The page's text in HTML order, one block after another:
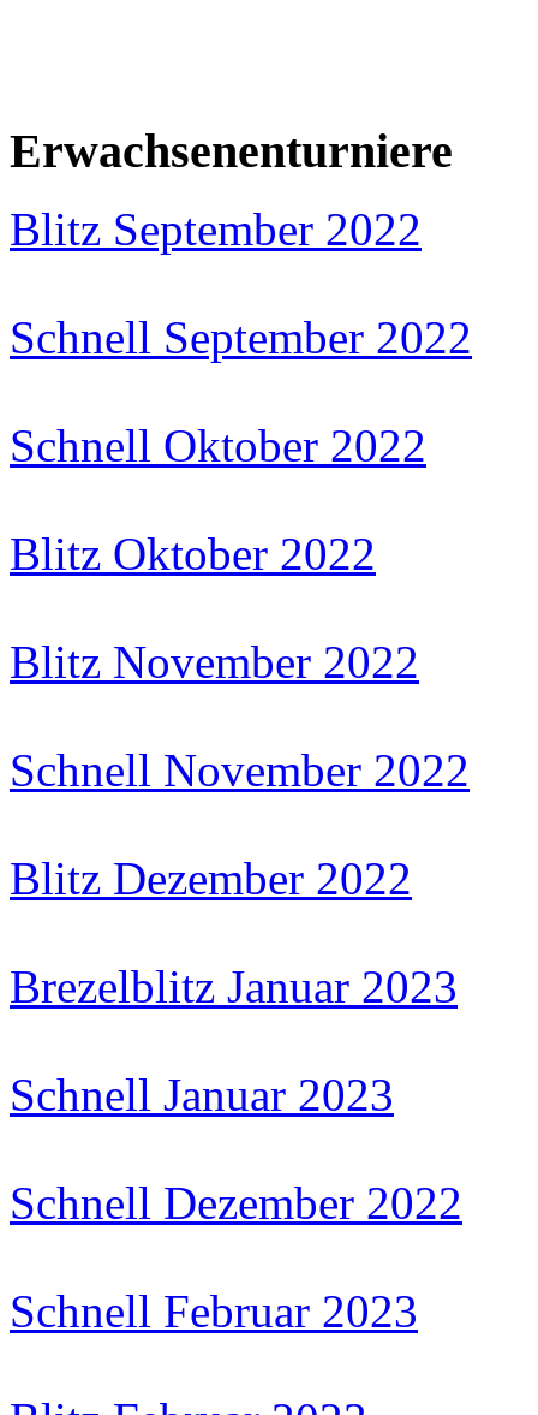
Erwachsenenturniere
Blitz September 2022
Schnell September 2022
Schnell Oktober 2022
Blitz Oktober 2022
Blitz November 2022
Schnell November 2022
Blitz Dezember 2022
Brezelblitz Januar 2023
Schnell Januar 2023
Schnell Dezember 2022
Schnell Februar 2023